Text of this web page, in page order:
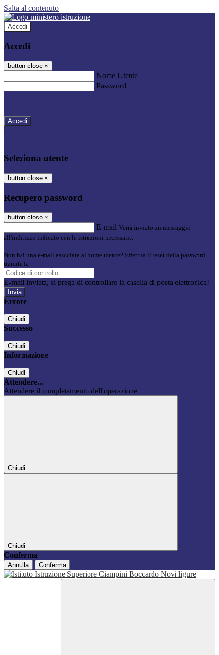
Salta al contenuto
Accedi
Accedi
button close ×
Nome Utente
Password
-
Seleziona utente
button close ×
Recupero password
button close ×
E-mail Verrà inviato un messaggio
all'indirizzo indicato con le istruzioni necessarie.
Non hai una e-mail associata al nome utente? Effettua il reset della password
tramite la
E-mail inviata, si prega di controllare la casella di posta elettronica!
Errore
Chiudi
Successo
Chiudi
Informazione
Chiudi
Attendere...
Attendere il completamento dell'operazione...
Chiudi
Chiudi
Conferma
Annulla Conferma